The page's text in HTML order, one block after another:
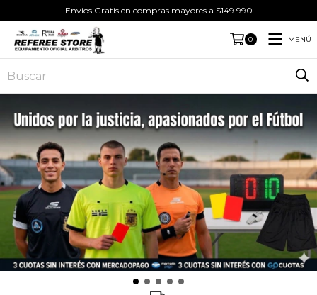
Envios Gratis en compras mayores a $149.990
0 MENÚ